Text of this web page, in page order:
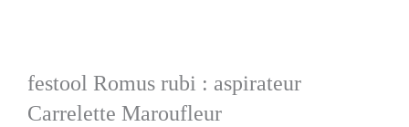
festool Romus rubi : aspirateur
Carrelette Maroufleur